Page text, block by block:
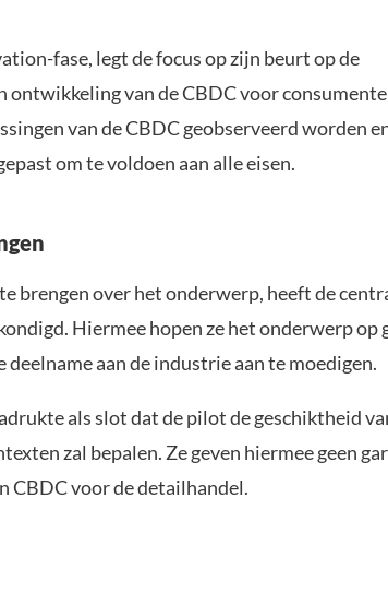
fase, legt de focus op zijn beurt op de
ontwikkeling van de CBDC voor
van de CBDC geobserveerd worden
om te voldoen aan alle eisen.
brengen over het onderwerp, heeft de
Hiermee hopen ze het onderwerp op
deelname aan de industrie aan te moedigen.
als slot dat de pilot de geschiktheid
zal bepalen. Ze geven hiermee geen
CBDC voor de detailhandel.